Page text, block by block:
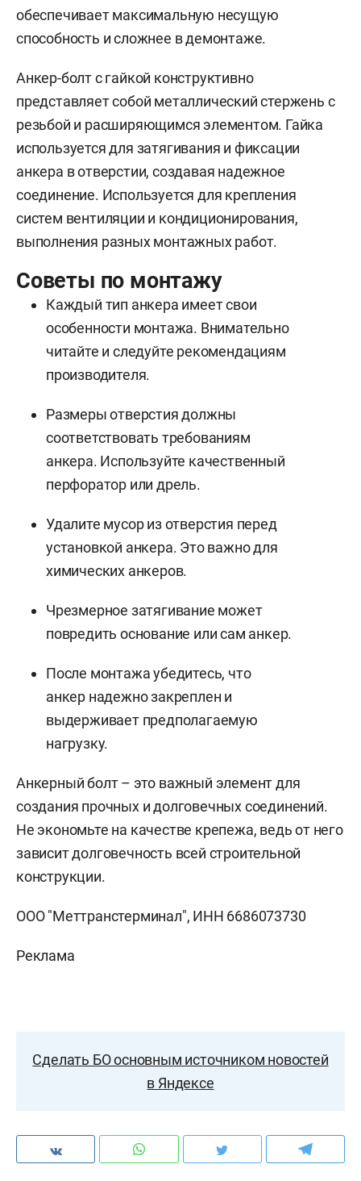
обеспечивает максимальную несущую
способность и сложнее в демонтаже.
Анкер-болт с гайкой конструктивно
представляет собой металлический стержень с
резьбой и расширяющимся элементом. Гайка
используется для затягивания и фиксации
анкера в отверстии, создавая надежное
соединение. Используется для крепления
систем вентиляции и кондиционирования,
выполнения разных монтажных работ.
Советы по монтажу
Каждый тип анкера имеет свои
особенности монтажа. Внимательно
читайте и следуйте рекомендациям
производителя.
Размеры отверстия должны
соответствовать требованиям
анкера. Используйте качественный
перфоратор или дрель.
Удалите мусор из отверстия перед
установкой анкера. Это важно для
химических анкеров.
Чрезмерное затягивание может
повредить основание или сам анкер.
После монтажа убедитесь, что
анкер надежно закреплен и
выдерживает предполагаемую
нагрузку.
Анкерный болт – это важный элемент для
создания прочных и долговечных соединений.
Не экономьте на качестве крепежа, ведь от него
зависит долговечность всей строительной
конструкции.
ООО "Меттранстерминал", ИНН 6686073730
Реклама
Сделать БО основным источником новостей
в Яндексе